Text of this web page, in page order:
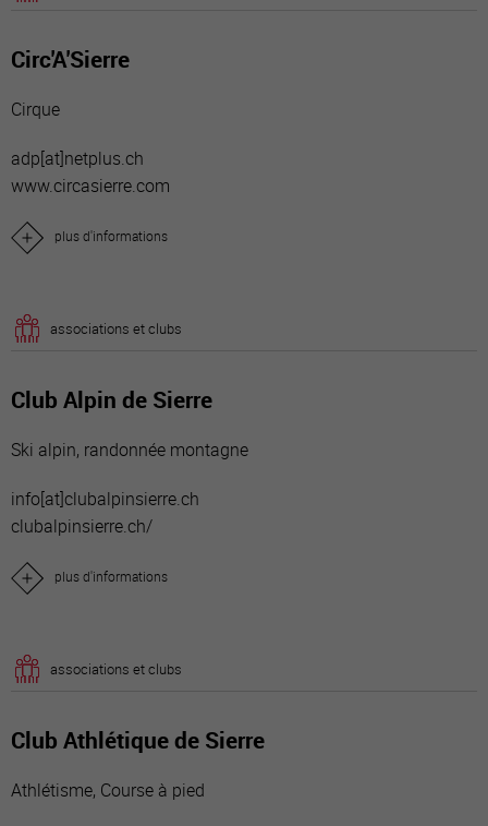
Circ'A'Sierre
Cirque
adp[at]netplus.ch
www.circasierre.com
plus d'informations
associations et clubs
Club Alpin de Sierre
Ski alpin, randonnée montagne
info[at]clubalpinsierre.ch
clubalpinsierre.ch/
plus d'informations
associations et clubs
Club Athlétique de Sierre
Athlétisme, Course à pied